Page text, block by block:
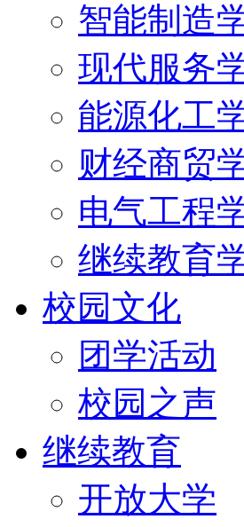
智能制造
现代服务
能源化工
财经商贸
电气工程
继续教育
校园文化
团学活动
校园之声
继续教育
开放大学